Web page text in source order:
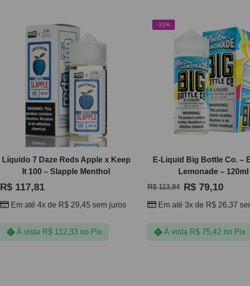
Líquido 7 Daze Reds Apple x Keep
It 100 – Slapple Menthol
R$ 117,81
Em até 4x de R$ 29,45 sem juros
À vista R$112,33 no Pix
-31%
E-Liquid Big Bottle Co. –
Lemonade – 120ml
R$113,84 R$79,10
Em até 3x de R$26,37
À vista R$75,42 no Pix